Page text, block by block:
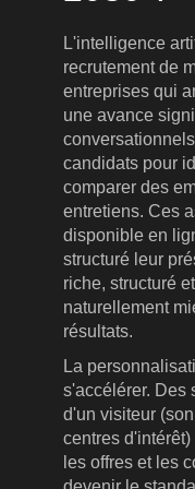
L'intelligence
recrutement de
entreprises qui
une avance
candidats pour
comparer des
entretiens. Ces
disponible en
structuré leur
riche, structuré
naturellement
résultats.
La
s'accélérer. Des
d'un visiteur
centres
les offres et les